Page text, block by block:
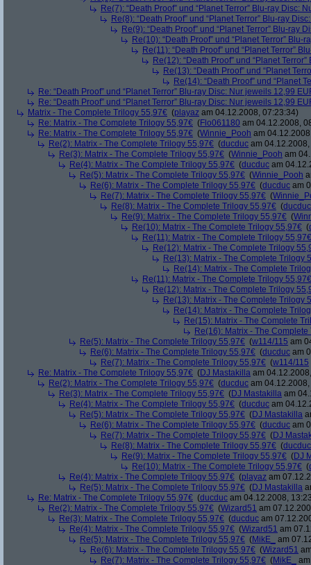
Re(7): “Death Proof” und “Planet Terror” Blu-ray Disc:
Re(8): “Death Proof” und “Planet Terror” Blu-ray
Re(9): “Death Proof” und “Planet Terror” Blu-ray
Re(10): “Death Proof” und “Planet Terror”
Re(11): “Death Proof” und “Planet Terror”
Re(12): “Death Proof” und “Planet
Re(13): “Death Proof” und “Planet
Re(14): “Death Proof” und “Planet
Re: “Death Proof” und “Planet Terror” Blu-ray Disc: Nur jeweils 12,99
Re: “Death Proof” und “Planet Terror” Blu-ray Disc: Nur jeweils 12,99
Matrix - The Complete Trilogy 55,97€ (playaz am 04.12.2008, 07:23:34)
Re: Matrix - The Complete Trilogy 55,97€ (Flo061180 am 04.12.2008,
Re: Matrix - The Complete Trilogy 55,97€ (Winnie_Pooh am
Re(2): Matrix - The Complete Trilogy 55,97€ (ducduc am
Re(3): Matrix - The Complete Trilogy 55,97€ (Winnie_Pooh am
Re(4): Matrix - The Complete Trilogy 55,97€ (ducduc am
Re(5): Matrix - The Complete Trilogy 55,97€ (Winnie_Pooh
Re(6): Matrix - The Complete Trilogy 55,97€ (ducduc am
Re(7): Matrix - The Complete Trilogy 55,97€ (
Re(8): Matrix - The Complete Trilogy 55,97€ (ducduc
Re(9): Matrix - The Complete Trilogy 55,97€ (
Re(10): Matrix - The Complete Trilogy 55,97€ (
Re(11): Matrix - The Complete Trilogy 55,97€
Re(12): Matrix - The Complete Trilogy
Re(13): Matrix - The Complete Trilogy
Re(14): Matrix - The Complete
Re(11): Matrix - The Complete Trilogy 55,97€
Re(12): Matrix - The Complete Trilogy
Re(13): Matrix - The Complete Trilogy
Re(14): Matrix - The Complete
Re(15): Matrix - The Complete
Re(16): Matrix - The
Re(5): Matrix - The Complete Trilogy 55,97€ (w114/115 am
Re(6): Matrix - The Complete Trilogy 55,97€ (ducduc am
Re(7): Matrix - The Complete Trilogy 55,97€ (w114/115
Re: Matrix - The Complete Trilogy 55,97€ (DJ Mastakilla am
Re(2): Matrix - The Complete Trilogy 55,97€ (ducduc am
Re(3): Matrix - The Complete Trilogy 55,97€ (DJ Mastakilla am
Re(4): Matrix - The Complete Trilogy 55,97€ (ducduc am
Re(5): Matrix - The Complete Trilogy 55,97€ (DJ Mastakilla
Re(6): Matrix - The Complete Trilogy 55,97€ (ducduc am
Re(7): Matrix - The Complete Trilogy 55,97€ (DJ
Re(8): Matrix - The Complete Trilogy 55,97€ (ducduc
Re(9): Matrix - The Complete Trilogy 55,97€ (DJ
Re(10): Matrix - The Complete Trilogy 55,97€ (
Re(4): Matrix - The Complete Trilogy 55,97€ (playaz am
Re(5): Matrix - The Complete Trilogy 55,97€ (DJ Mastakilla
Re: Matrix - The Complete Trilogy 55,97€ (ducduc am 04.12.2008,
Re(2): Matrix - The Complete Trilogy 55,97€ (Wizard51 am
Re(3): Matrix - The Complete Trilogy 55,97€ (ducduc am
Re(4): Matrix - The Complete Trilogy 55,97€ (Wizard51 am
Re(5): Matrix - The Complete Trilogy 55,97€ (MikE_
am
Re(6): Matrix - The Complete Trilogy 55,97€ (Wizard51
Re(7): Matrix - The Complete Trilogy 55,97€ (MikE_